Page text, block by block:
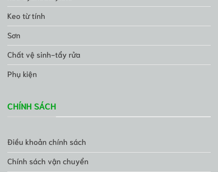
Keo từ tính
Sơn
Chất vệ sinh-tẩy rửa
Phụ kiện
CHÍNH SÁCH
Điều khoản chính sách
Chính sách vận chuyển